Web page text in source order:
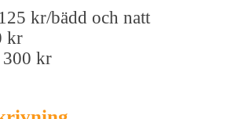
kr/bädd och natt
kr
300 kr